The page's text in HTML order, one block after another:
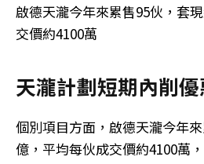
啟德天瀧今年來累售95伙，套
交價約4100萬
天瀧計劃短期內削優
個別項目方面，啟德天瀧今年
億，平均每伙成交價約4100萬